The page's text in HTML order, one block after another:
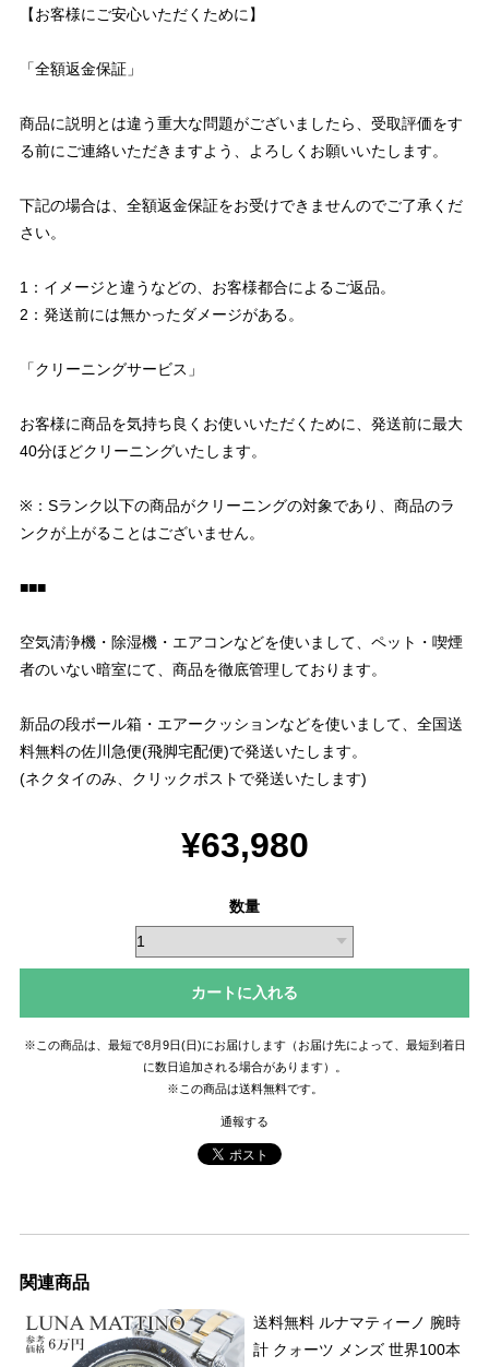
【お客様にご安心いただくために】
「全額返金保証」
商品に説明とは違う重大な問題がございましたら、受取評価をす
る前にご連絡いただきますよう、よろしくお願いいたします。
下記の場合は、全額返金保証をお受けできませんのでご了承くだ
さい。
1：イメージと違うなどの、お客様都合によるご返品。
2：発送前には無かったダメージがある。
「クリーニングサービス」
お客様に商品を気持ち良くお使いいただくために、発送前に最大
40分ほどクリーニングいたします。
※：Sランク以下の商品がクリーニングの対象であり、商品のラ
ンクが上がることはございません。
■■■
空気清浄機・除湿機・エアコンなどを使いまして、ペット・喫煙
者のいない暗室にて、商品を徹底管理しております。
新品の段ボール箱・エアークッションなどを使いまして、全国送
料無料の佐川急便(飛脚宅配便)で発送いたします。
(ネクタイのみ、クリックポストで発送いたします)
¥63,980
数量
カートに入れる
※この商品は、最短で8月9日(日)にお届けします（お届け先によって、最短到着日
に数日追加される場合があります）。
※この商品は送料無料です。
通報する
関連商品
送料無料 ルナマティーノ 腕時
計 クォーツ メンズ 世界100本